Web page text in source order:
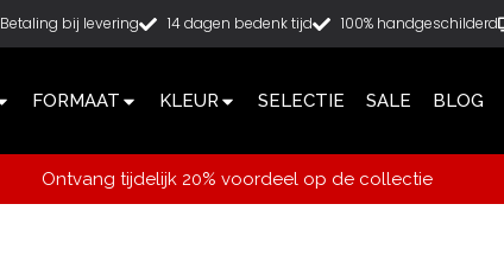
Betaling bij levering 14 dagen bedenk tijd 100% handgeschilderd
FORMAAT KLEUR SELECTIE SALE BLOG
Ontvang tijdelijk 20% voordeel op de collectie